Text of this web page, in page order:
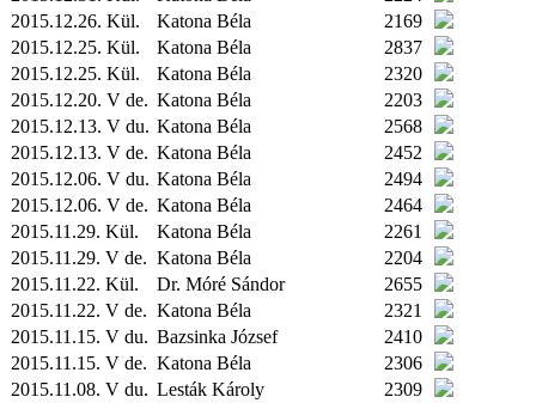
2015.12.26. Kül. Katona Béla
2169
2015.12.25. Kül. Katona Béla
2837
2015.12.25. Kül. Katona Béla
2320
2015.12.20. V de. Katona Béla
2203
2015.12.13. V du. Katona Béla
2568
2015.12.13. V de. Katona Béla
2452
2015.12.06. V du. Katona Béla
2494
2015.12.06. V de. Katona Béla
2464
2015.11.29. Kül. Katona Béla
2261
2015.11.29. V de. Katona Béla
2204
2015.11.22. Kül. Dr. Móré Sándor
2655
2015.11.22. V de. Katona Béla
2321
2015.11.15. V du. Bazsinka József
2410
2015.11.15. V de. Katona Béla
2306
2015.11.08. V du. Lesták Károly
2309